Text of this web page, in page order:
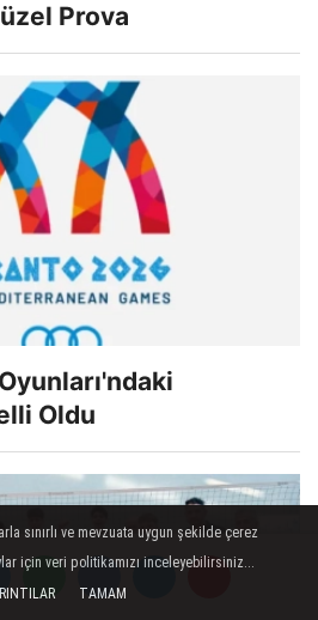
Prova
Oldu
sınırlı ve mevzuata uygun şekilde çerez
için veri politikamızı inceleyebilirsiniz...
TAMAM